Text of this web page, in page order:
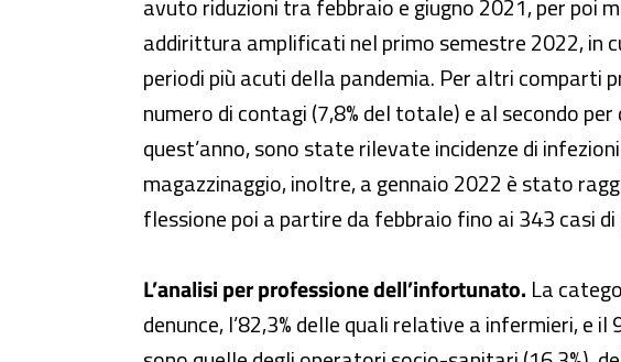
avuto riduzioni tra febbraio e giugno 2021, per poi
addirittura amplificati nel primo semestre 2022, in
periodi più acuti della pandemia. Per altri
numero di contagi (7,8% del totale) e al secondo
quest’anno, sono state rilevate incidenze di
magazzinaggio, inoltre, a gennaio 2022 è stato
flessione poi a partire da febbraio fino ai 343 casi di
L’analisi per professione dell’infortunato. La
denunce, l’82,3% delle quali relative a infermieri, e